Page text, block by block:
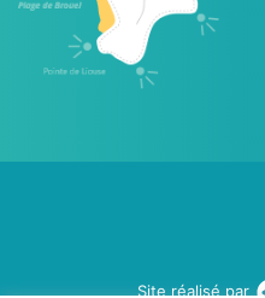
Site réalisé par